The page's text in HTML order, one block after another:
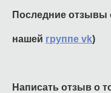
Последние отзывы
нашей группе vk)
Написать отзыв о